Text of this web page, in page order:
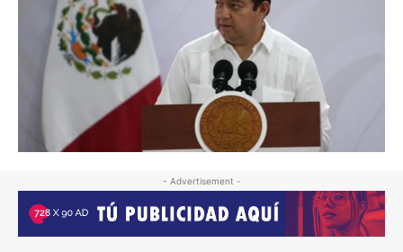
- Advertisement -